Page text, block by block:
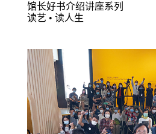
馆长好书介绍讲座系列
读艺 • 读人生